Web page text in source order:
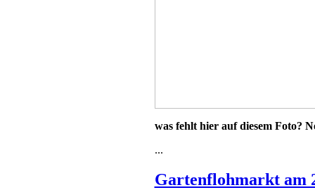
was fehlt hier auf diesem Foto?
...
Gartenflohmarkt am